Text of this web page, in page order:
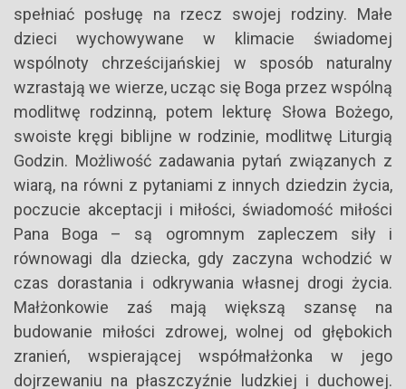
spełniać posługę na rzecz swojej rodziny. Małe
dzieci wychowywane w klimacie świadomej
wspólnoty chrześcijańskiej w sposób naturalny
wzrastają we wierze, ucząc się Boga przez wspólną
modlitwę rodzinną, potem lekturę Słowa Bożego,
swoiste kręgi biblijne w rodzinie, modlitwę Liturgią
Godzin. Możliwość zadawania pytań związanych z
wiarą, na równi z pytaniami z innych dziedzin życia,
poczucie akceptacji i miłości, świadomość miłości
Pana Boga – są ogromnym zapleczem siły i
równowagi dla dziecka, gdy zaczyna wchodzić w
czas dorastania i odkrywania własnej drogi życia.
Małżonkowie zaś mają większą szansę na
budowanie miłości zdrowej, wolnej od głębokich
zranień, wspierającej współmałżonka w jego
dojrzewaniu na płaszczyźnie ludzkiej i duchowej.